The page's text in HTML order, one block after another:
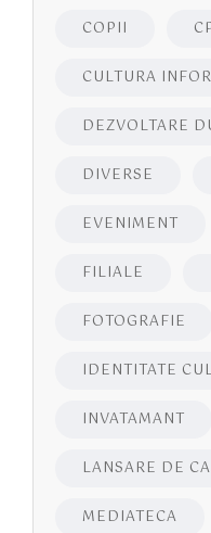
COPII
CULTURA
DEZVOLTARE
DIVERSE
EVENIMENT
FILIALE
FOTOGRAFIE
IDENTITATE
INVATAMANT
LANSARE DE
MEDIATECA